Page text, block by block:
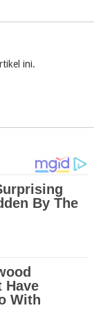
ini.